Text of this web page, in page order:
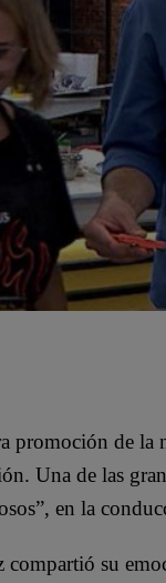
de la
Una de las
en la
compartió su